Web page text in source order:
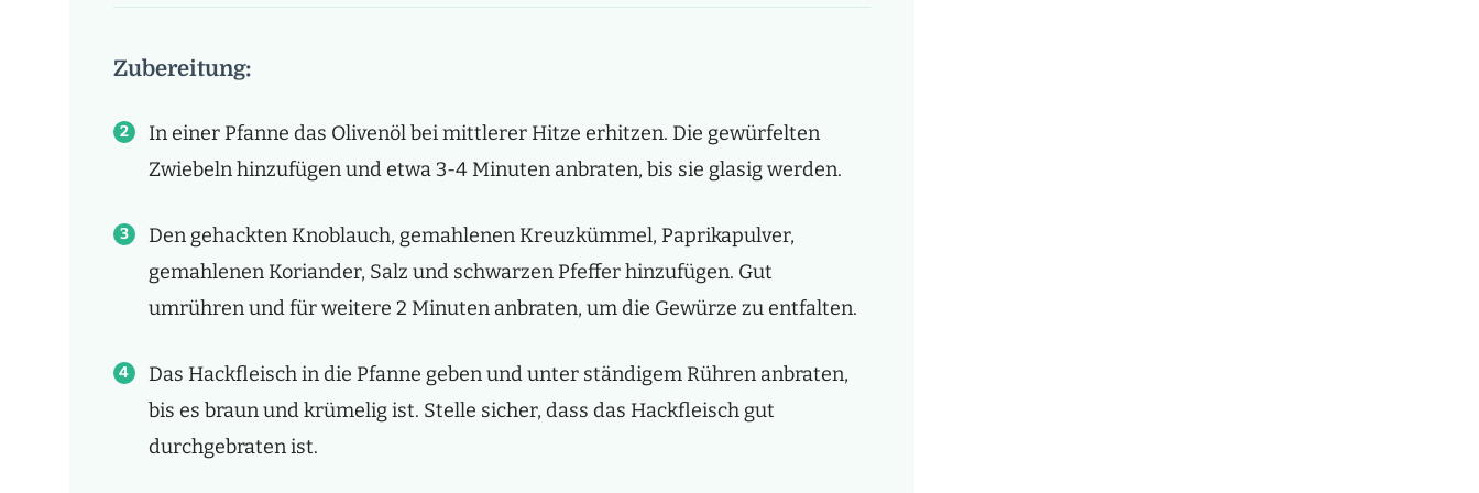
Zubereitung:
In einer Pfanne das Olivenöl bei mittlerer Hitze erhitzen. Die gewürfelten
Zwiebeln hinzufügen und etwa 3-4 Minuten anbraten, bis sie glasig werden.
Den gehackten Knoblauch, gemahlenen Kreuzkümmel, Paprikapulver,
gemahlenen Koriander, Salz und schwarzen Pfeffer hinzufügen. Gut
umrühren und für weitere 2 Minuten anbraten, um die Gewürze zu entfalten.
Das Hackfleisch in die Pfanne geben und unter ständigem Rühren anbraten,
bis es braun und krümelig ist. Stelle sicher, dass das Hackfleisch gut
durchgebraten ist.